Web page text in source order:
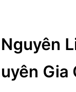
Gia